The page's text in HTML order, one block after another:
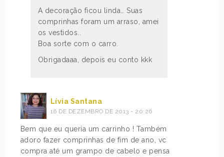
A decoração ficou linda… Suas
comprinhas foram um arraso, amei
os vestidos..
Boa sorte com o carro.
Obrigadaaa, depois eu conto kkk
Lívia Santana
16 DE DEZEMBRO DE 2013 - 20:26
Bem que eu queria um carrinho ! Também
adoro fazer comprinhas de fim de ano, vc
compra até um grampo de cabelo e pensa